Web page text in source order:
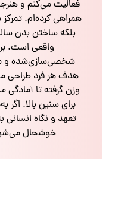
فعالیت می‌کنم و
همراهی کرده‌ام.
بلکه ساختن بدن
واقعی است.
شخصی‌سازی‌شده و
هدف هر فرد طراحی
وزن گرفته تا
برای سنین بالا. اگر
تعهد و نگاه انسانی
خوشحال